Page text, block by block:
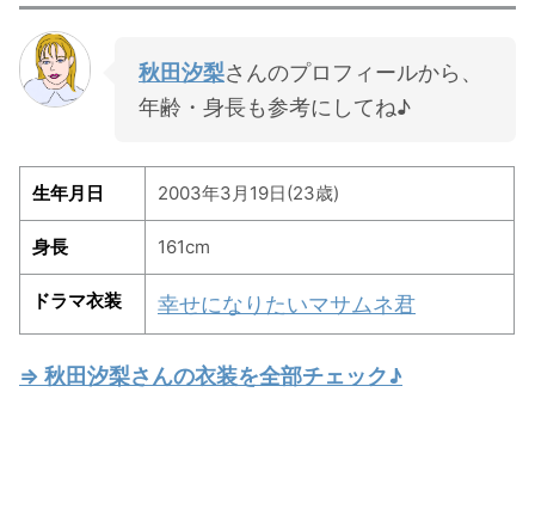
秋田汐梨さんのプロフィールから、
年齢・身長も参考にしてね♪
生年月日 2003年3月19日(23歳)
身長 161cm
ドラマ衣装 幸せになりたいマサムネ君
⇒ 秋田汐梨さんの衣装を全部チェック♪